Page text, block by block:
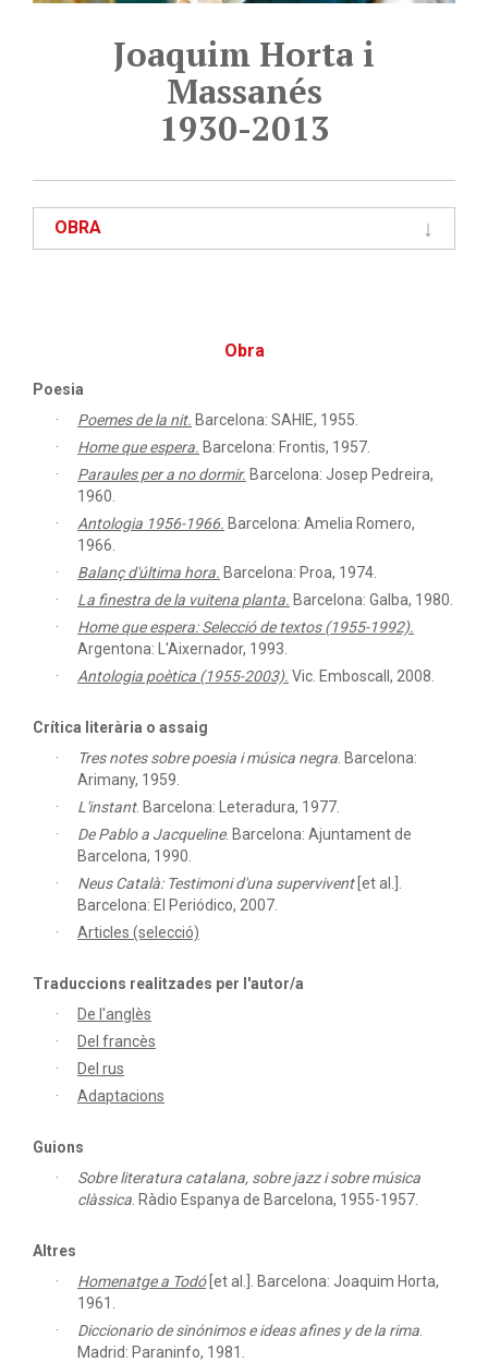
Joaquim Horta i
Massanés
1930-2013
OBRA
Obra
Poesia
Poemes de la nit. Barcelona: SAHIE, 1955.
Home que espera. Barcelona: Frontis, 1957.
Paraules per a no dormir. Barcelona: Josep Pedreira,
1960.
Antologia 1956-1966. Barcelona: Amelia Romero,
1966.
Balanç d'última hora. Barcelona: Proa, 1974.
La finestra de la vuitena planta. Barcelona: Galba, 1980.
Home que espera: Selecció de textos (1955-1992).
Argentona: L'Aixernador, 1993.
Antologia poètica (1955-2003). Vic. Emboscall, 2008.
Crítica literària o assaig
Tres notes sobre poesia i música negra Barcelona:
Arimany, 1959.
L'instant. Barcelona: Leteradura, 1977.
De Pablo a Jacqueline. Barcelona: Ajuntament de
Barcelona, 1990.
Neus Català: Testimoni d'una supervivent [et al.].
Barcelona: El Periódico, 2007.
Articles (selecció)
Traduccions realitzades per l'autor/a
De l'anglès
Del francès
Del rus
Adaptacions
Guions
Sobre literatura catalana, sobre jazz i sobre música
clàssica Ràdio Espanya de Barcelona, 1955-1957.
Altres
Homenatge a Todó [et al.]. Barcelona: Joaquim Horta,
1961.
Diccionario de sinónimos e ideas afines y de la rima
Madrid: Paraninfo, 1981.